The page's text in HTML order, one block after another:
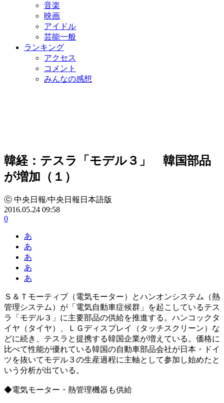
音楽
映画
アイドル
芸能一般
ランキング
アクセス
コメント
みんなの感想
韓経：テスラ「モデル３」 韓国部品
が増加（１）
ⓒ 中央日報/中央日報日本語版
2016.05.24 09:58
0
あ
あ
あ
あ
あ
Ｓ＆Ｔモーティブ（電気モーター）とハンオンシステム（熱
管理システム）が「電気自動車症候群」を起こしているテス
ラ「モデル３」に主要部品の供給を推進する。ハンコックタ
イヤ（タイヤ）、ＬＧディスプレイ（タッチスクリーン）な
どに続き、テスラと提携する韓国企業が増えている。価格に
比べて性能が優れている韓国の自動車部品会社が日本・ドイ
ツを抜いてモデル３の生産過程に主軸として参加し始めたと
いう分析が出ている。
◆電気モーター・熱管理機器も供給